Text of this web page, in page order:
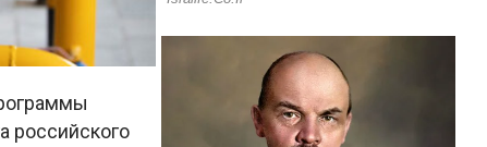
российского